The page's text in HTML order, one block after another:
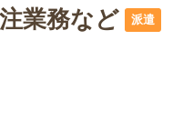
業務など 派遣